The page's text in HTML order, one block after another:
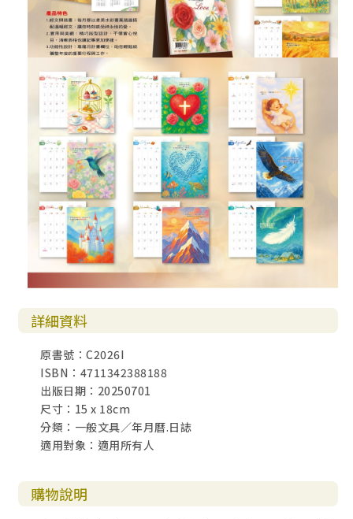
詳細資料
原書號：C2026I
ISBN：4711342388188
出版日期：20250701
尺寸：15 x 18cm
分類：一般文具／年月曆.日誌
適用對象：適用所有人
購物說明